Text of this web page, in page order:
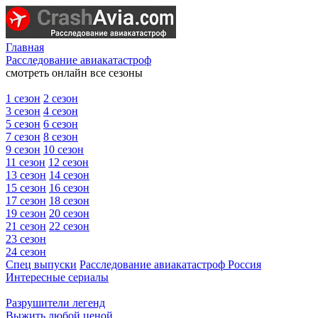
Главная
Расследование авиакатастроф
смотреть онлайн все сезоны
1 сезон 2 сезон
3 сезон 4 сезон
5 сезон 6 сезон
7 сезон 8 сезон
9 сезон 10 сезон
11 сезон 12 сезон
13 сезон 14 сезон
15 сезон 16 сезон
17 сезон 18 сезон
19 сезон 20 сезон
21 сезон 22 сезон
23 сезон
24 сезон
Спец выпуски Расследование авиакатастроф Россия
Интересные сериалы
Разрушители легенд
Выжить любой ценой